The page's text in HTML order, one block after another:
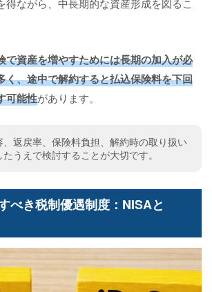
得ながら、中長期的な資産形成を図るこ
で資産を増やすためには長期の加入が必
く、途中で解約すると払込保険料を下回
可能性があります。
、返戻率、保険料負担、解約時の取り扱い
うえで検討することが大切です。
べき税制優遇制度：NISAと